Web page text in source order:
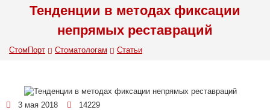
Тенденции в методах фиксации
непрямых реставраций
СтомПорт Стоматологам Статьи
3 мая 2018 14229